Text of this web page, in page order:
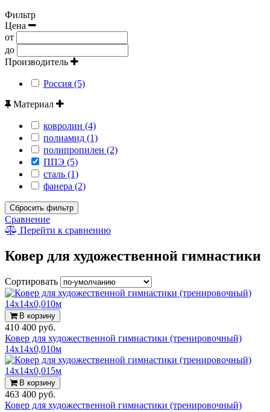
Фильтр
Цена
от
до
Производитель
Россия (5)
Материал
ковролин (4)
полиамид (1)
полипропилен (2)
ППЭ (5)
сталь (1)
фанера (2)
Сбросить фильтр
Сравнение
Перейти к сравнению
Ковер для художественной гимнастики
Сортировать
В корзину
410 400 руб.
Ковер для художественной гимнастики (тренировочный)
14х14х0,010м
В корзину
463 400 руб.
Ковер для художественной гимнастики (тренировочный)